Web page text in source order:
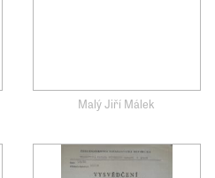
Malý Jiří Málek